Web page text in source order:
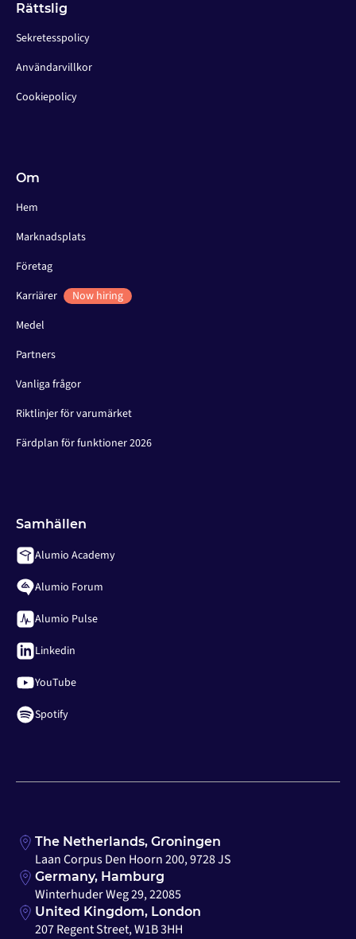
Rättslig
Sekretesspolicy
Användarvillkor
Cookiepolicy
Om
Hem
Marknadsplats
Företag
Karriärer
Now hiring
Medel
Partners
Vanliga frågor
Riktlinjer för varumärket
Färdplan för funktioner 2026
Samhällen
Alumio Academy
Alumio Forum
Alumio Pulse
Linkedin
YouTube
Spotify
The Netherlands, Groningen
Laan Corpus Den Hoorn 200, 9728 JS
Germany, Hamburg
Winterhuder Weg 29, 22085
United Kingdom, London
207 Regent Street, W1B 3HH